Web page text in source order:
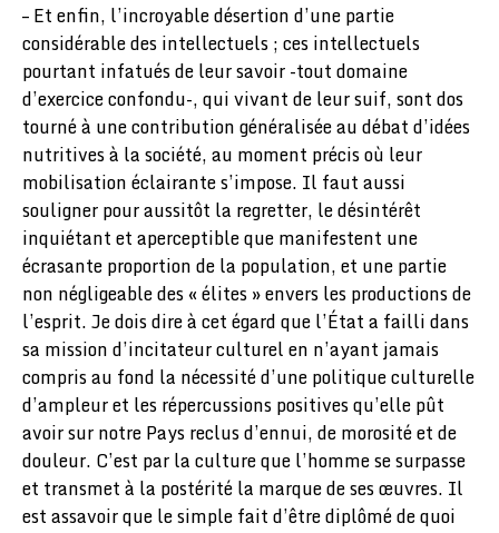
– Et enfin, l’incroyable désertion d’une partie
considérable des intellectuels ; ces intellectuels
pourtant infatués de leur savoir -tout domaine
d’exercice confondu-, qui vivant de leur suif, sont dos
tourné à une contribution généralisée au débat d’idées
nutritives à la société, au moment précis où leur
mobilisation éclairante s’impose. Il faut aussi
souligner pour aussitôt la regretter, le désintérêt
inquiétant et aperceptible que manifestent une
écrasante proportion de la population, et une partie
non négligeable des « élites » envers les productions de
l’esprit. Je dois dire à cet égard que l’État a failli dans
sa mission d’incitateur culturel en n’ayant jamais
compris au fond la nécessité d’une politique culturelle
d’ampleur et les répercussions positives qu’elle pût
avoir sur notre Pays reclus d’ennui, de morosité et de
douleur. C’est par la culture que l’homme se surpasse
et transmet à la postérité la marque de ses œuvres. Il
est assavoir que le simple fait d’être diplômé de quoi